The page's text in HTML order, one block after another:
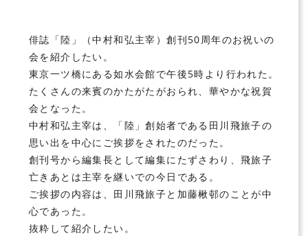
俳誌「陸」（中村和弘主宰）創刊50周年のお祝いの
会を紹介したい。
東京一ツ橋にある如水会館で午後5時より行われた。
たくさんの来賓のかたがたがおられ、華やかな祝賀
会となった。
中村和弘 主宰は、「陸」創始者である 田川飛旅子の
思い出を中心にご挨拶をされたのだった。
創刊号から編集長として編集にたずさわり、飛旅子
亡きあとは主宰を継いでの今日である。
ご挨拶の内容は、 田川飛旅子と 加藤楸邨のことが中
心であった。
抜粋して紹介したい。